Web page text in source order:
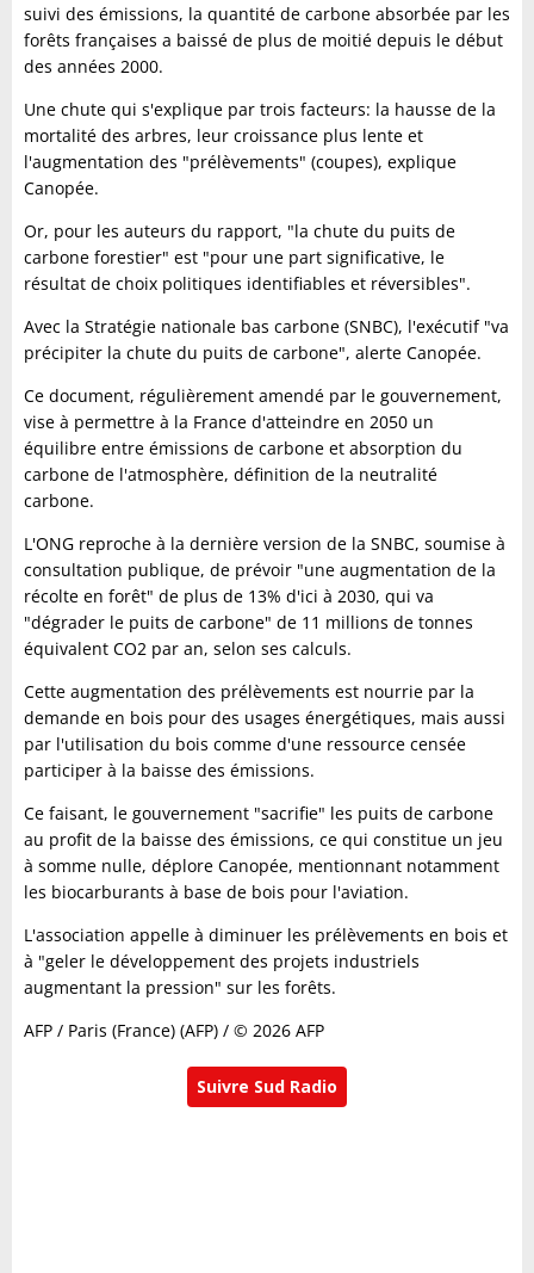
suivi des émissions, la quantité de carbone absorbée par les
forêts françaises a baissé de plus de moitié depuis le début
des années 2000.
Une chute qui s'explique par trois facteurs: la hausse de la
mortalité des arbres, leur croissance plus lente et
l'augmentation des "prélèvements" (coupes), explique
Canopée.
Or, pour les auteurs du rapport, "la chute du puits de
carbone forestier" est "pour une part significative, le
résultat de choix politiques identifiables et réversibles".
Avec la Stratégie nationale bas carbone (SNBC), l'exécutif "va
précipiter la chute du puits de carbone", alerte Canopée.
Ce document, régulièrement amendé par le gouvernement,
vise à permettre à la France d'atteindre en 2050 un
équilibre entre émissions de carbone et absorption du
carbone de l'atmosphère, définition de la neutralité
carbone.
L'ONG reproche à la dernière version de la SNBC, soumise à
consultation publique, de prévoir "une augmentation de la
récolte en forêt" de plus de 13% d'ici à 2030, qui va
"dégrader le puits de carbone" de 11 millions de tonnes
équivalent CO2 par an, selon ses calculs.
Cette augmentation des prélèvements est nourrie par la
demande en bois pour des usages énergétiques, mais aussi
par l'utilisation du bois comme d'une ressource censée
participer à la baisse des émissions.
Ce faisant, le gouvernement "sacrifie" les puits de carbone
au profit de la baisse des émissions, ce qui constitue un jeu
à somme nulle, déplore Canopée, mentionnant notamment
les biocarburants à base de bois pour l'aviation.
L'association appelle à diminuer les prélèvements en bois et
à "geler le développement des projets industriels
augmentant la pression" sur les forêts.
AFP / Paris (France) (AFP) / © 2026 AFP
Suivre Sud Radio